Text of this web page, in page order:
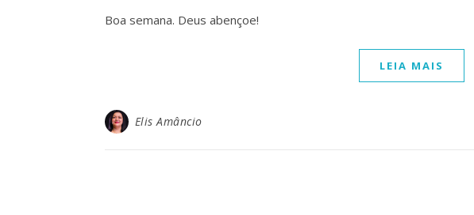
Boa semana. Deus abençoe!
LEIA MAIS
Elis Amâncio